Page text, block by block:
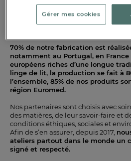
partagent nos valeurs et nous
qualité ! De la France au Portugal, de
passant par l’Inde... nous avons
70% de notre fabrication est
notamment au Portugal, en
européens riches d’une longue
linge de lit, la production se fait à
l’ensemble, 85% de nos produits
région Euromed.
Nos partenaires sont choisis avec
des matières, de leur savoir-faire et
conditions éthiques, sociales et
Afin de s’en assurer, depuis 2017,
ateliers partout dans le monde un
signé et respecté.
Gérer mes cookies